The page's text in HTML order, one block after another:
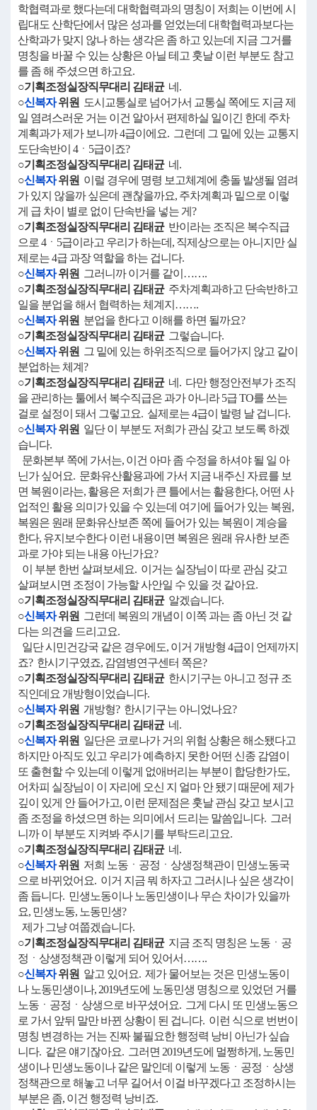
학협력과로 했다는데 대학협력과의 명칭이 저희는 이번에 시
립대도 산학단에서 많은 성과를 얻었는데 대학협력과보다는
산학과가 맞지 않나 하는 생각은 좀 하고 있는데 지금 그거를
명칭을 바꿀 수 있는 상황은 아닐 테고 훗날 이런 부분도 참고
를 좀 해 주셨으면 하고요.
○기획조정실장직무대리 김태균네.
○신복자위원
도시교통실로 넘어가서 교통실 쪽에도 지금 제
일 염려스러운 거는 이건 알아서 편제하실 일이긴 한데 주차
계획과가 제가 보니까 4급이에요. 그런데 그 밑에 있는 교통지
도단속반이 4ㆍ5급이죠?
○기획조정실장직무대리 김태균네.
○신복자위원 이럴 경우에 명령 보고체계에 충돌 발생될 염려
가 있지 않을까 싶은데 괜찮을까요, 주차계획과 밑으로 이렇
게 급 차이 별로 없이 단속반을 넣는 게?
○기획조정실장직무대리 김태균반이라는 조직은 복수직급
으로 4ㆍ5급이라고 우리가 하는데, 직제상으로는 아니지만 실
제로는 4급 과장 역할을 하는 겁니다.
○신복자위원 그러니까 이거를 같이…….
○기획조정실장직무대리 김태균주차계획과하고 단속반하고
일을 분업을 해서 협력하는 체계지…….
○신복자위원 분업을 한다고 이해를 하면 될까요?
○기획조정실장직무대리 김태균그렇습니다.
○신복자위원 그 밑에 있는 하위조직으로 들어가지 않고 같이
분업하는 체계?
○기획조정실장직무대리 김태균네. 다만 행정안전부가 조직
을 관리하는 툴에서 복수직급은 과가 아니라 5급 TO를 쓰는
걸로 설정이 돼서 그렇고요. 실제로는 4급이 발령 날 겁니다.
○신복자위원 일단 이 부분도 저희가 관심 갖고 보도록 하겠
습니다.
문화본부 쪽에 가서는, 이건 아마 좀 수정을 하셔야 될 일 아
닌가 싶어요. 문화유산활용과에 가서 지금 내주신 자료를 보
면 복원이라는, 활용은 저희가 큰 틀에서는 활용한다, 어떤 사
업적인 활용 의미가 있을 수 있는데 여기에 들어가 있는 복원,
복원은 원래 문화유산보존 쪽에 들어가 있는 복원이 계승을
한다, 유지보수한다 이런 내용이면 복원은 원래 유사한 보존
과로 가야 되는 내용 아닌가요?
이 부분 한번 살펴보세요. 이거는 실장님이 따로 관심 갖고
살펴보시면 조정이 가능할 사안일 수 있을 것 같아요.
○기획조정실장직무대리 김태균알겠습니다.
○신복자위원 그런데 복원의 개념이 이쪽 과는 좀 아닌 것 같
다는 의견을 드리고요.
일단 시민건강국 같은 경우에도, 이거 개방형 4급이 언제까지
죠? 한시기구였죠, 감염병연구센터 쪽은?
○기획조정실장직무대리 김태균한시기구는 아니고 정규 조
직인데요 개방형이었습니다.
○신복자위원 개방형? 한시기구는 아니었나요?
○기획조정실장직무대리 김태균네.
○신복자위원 일단은 코로나가 거의 위험 상황은 해소됐다고
하지만 아직도 있고 우리가 예측하지 못한 어떤 신종 감염이
또 출현할 수 있는데 이렇게 없애버리는 부분이 합당한가도,
어차피 실장님이 이 자리에 오신 지 얼마 안 됐기 때문에 제가
깊이 있게 안 들어가고, 이런 문제점은 훗날 관심 갖고 보시고
좀 조정을 하셨으면 하는 의미에서 드리는 말씀입니다. 그러
니까 이 부분도 지켜봐 주시기를 부탁드리고요.
○기획조정실장직무대리 김태균네.
○신복자위원 저희 노동ㆍ공정ㆍ상생정책관이 민생노동국
으로 바뀌었어요. 이거 지금 뭐 하자고 그러시나 싶은 생각이
좀 듭니다. 민생노동이나 노동민생이나 무슨 차이가 있을까
요, 민생노동, 노동민생?
제가 그냥 여쭙겠습니다.
○기획조정실장직무대리 김태균지금 조직 명칭은 노동ㆍ공
정ㆍ상생정책관 이렇게 되어 있어서…….
○신복자위원 알고 있어요. 제가 물어보는 것은 민생노동이
나 노동민생이나, 2019년도에 노동민생 명칭으로 있었던 거를
노동ㆍ공정ㆍ상생으로 바꾸셨어요. 그게 다시 또 민생노동으
로 가서 앞뒤 말만 바뀐 상황이 된 겁니다. 이런 식으로 번번이
명칭 변경하는 거는 진짜 불필요한 행정력 낭비 아닌가 싶습
니다. 같은 얘기잖아요. 그러면 2019년도에 멀쩡하게, 노동민
생이나 민생노동이나 같은 말인데 이렇게 노동ㆍ공정ㆍ상생
정책관으로 해놓고 너무 길어서 이걸 바꾸겠다고 조정하시는
부분은 좀, 이건 행정력 낭비죠.